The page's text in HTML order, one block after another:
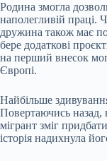
Родина змогла
наполегливій праці.
дружина також має
бере додаткові
на перший внесок
Європі.
Найбільше
Повертаючись назад,
мігрант зміг
історія надихнула